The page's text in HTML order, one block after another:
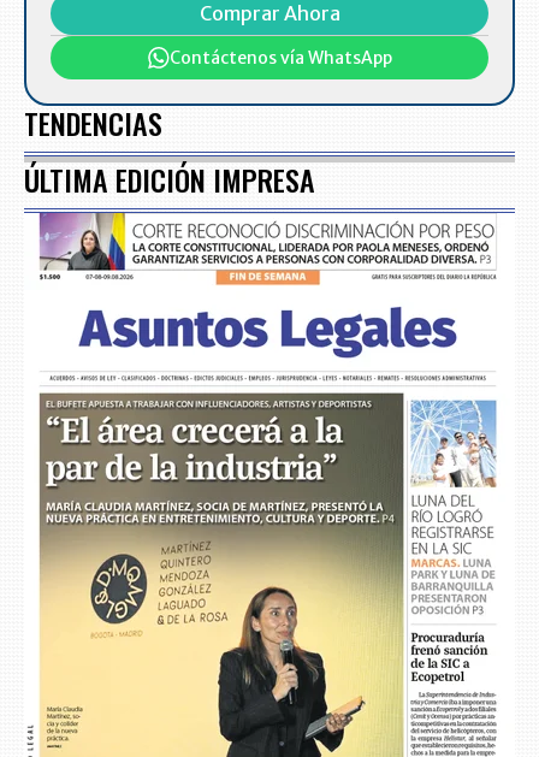
Comprar Ahora
Contáctenos vía WhatsApp
TENDENCIAS
ÚLTIMA EDICIÓN IMPRESA